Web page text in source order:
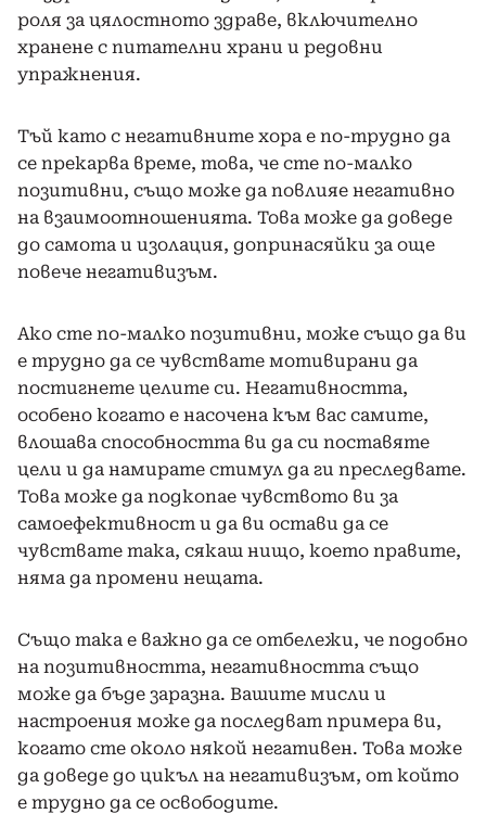
роля за цялостното здраве, включително
хранене с питателни храни и редовни
упражнения.
Тъй като с негативните хора е по-трудно да
се прекарва време, това, че сте по-малко
позитивни, също може да повлияе негативно
на взаимоотношенията. Това може да доведе
до самота и изолация, допринасяйки за още
повече негативизъм.
Ако сте по-малко позитивни, може също да ви
е трудно да се чувствате мотивирани да
постигнете целите си. Негативността,
особено когато е насочена към вас самите,
влошава способността ви да си поставяте
цели и да намирате стимул да ги преследвате.
Това може да подкопае чувството ви за
самоефективност и да ви остави да се
чувствате така, сякаш нищо, което правите,
няма да промени нещата.
Също така е важно да се отбележи, че подобно
на позитивността, негативността също
може да бъде заразна. Вашите мисли и
настроения може да последват примера ви,
когато сте около някой негативен. Това може
да доведе до цикъл на негативизъм, от който
е трудно да се освободите.